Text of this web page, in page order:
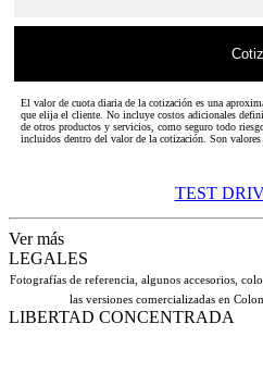
El valor de cuota diaria de la cotización es una
que elija el cliente. No incluye costos adicionales
de otros productos y servicios, como seguro todo
incluidos dentro del valor de la cotización. Son
TEST
Ver más
LEGALES
Fotografías de referencia, algunos accesorios,
las versiones comercializadas en
LIBERTAD CONCENTRADA